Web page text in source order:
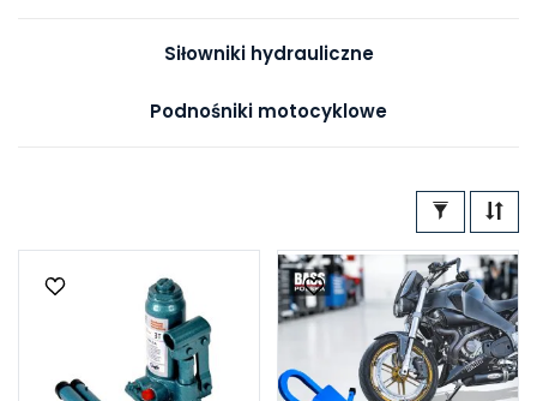
Siłowniki hydrauliczne
Podnośniki motocyklowe